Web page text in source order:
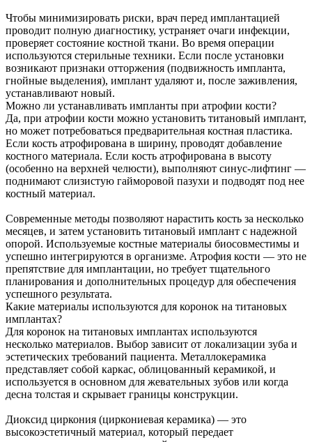
Чтобы минимизировать риски, врач перед имплантацией
проводит полную диагностику, устраняет очаги инфекции,
проверяет состояние костной ткани. Во время операции
используются стерильные техники. Если после установки
возникают признаки отторжения (подвижность импланта,
гнойные выделения), имплант удаляют и, после заживления,
устанавливают новый.
Можно ли устанавливать импланты при атрофии кости?
Да, при атрофии кости можно установить титановый имплант,
но может потребоваться предварительная костная пластика.
Если кость атрофирована в ширину, проводят добавление
костного материала. Если кость атрофирована в высоту
(особенно на верхней челюсти), выполняют синус-лифтинг —
поднимают слизистую гайморовой пазухи и подводят под нее
костный материал.
Современные методы позволяют нарастить кость за несколько
месяцев, и затем установить титановый имплант с надежной
опорой. Используемые костные материалы биосовместимы и
успешно интегрируются в организме. Атрофия кости — это не
препятствие для имплантации, но требует тщательного
планирования и дополнительных процедур для обеспечения
успешного результата.
Какие материалы используются для коронок на титановых
имплантах?
Для коронок на титановых имплантах используются
несколько материалов. Выбор зависит от локализации зуба и
эстетических требований пациента. Металлокерамика
представляет собой каркас, облицованный керамикой, и
используется в основном для жевательных зубов или когда
десна толстая и скрывает границы конструкции.
Диоксид циркония (циркониевая керамика) — это
высокоэстетичный материал, который передает